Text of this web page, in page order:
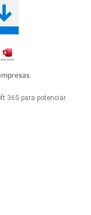
365 para potenciar